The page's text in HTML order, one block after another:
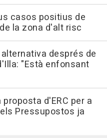
casos positius de
la zona d'alt risc
després de
"Està enfonsant
d'ERC per a
Pressupostos ja